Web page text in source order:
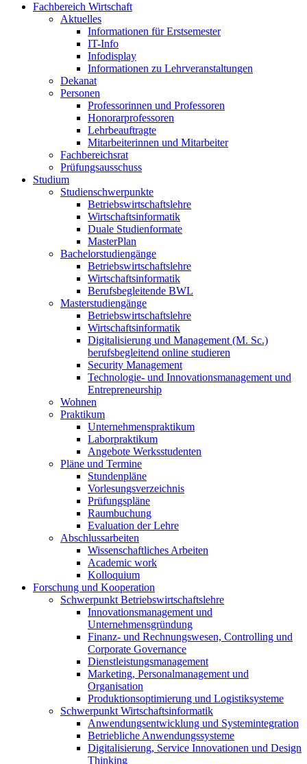
Fachbereich Wirtschaft
Aktuelles
Informationen für Erstsemester
IT-Info
Infodisplay
Informationen zu Lehrveranstaltungen
Dekanat
Personen
Professorinnen und Professoren
Honorarprofessoren
Lehrbeauftragte
Mitarbeiterinnen und Mitarbeiter
Fachbereichsrat
Prüfungsausschuss
Studium
Studienschwerpunkte
Betriebswirtschaftslehre
Wirtschaftsinformatik
Duale Studienformate
MasterPlan
Bachelorstudiengänge
Betriebswirtschaftslehre
Wirtschaftsinformatik
Berufsbegleitende BWL
Masterstudiengänge
Betriebswirtschaftslehre
Wirtschaftsinformatik
Digitalisierung und Management (M. Sc.)
berufsbegleitend online studieren
Security Management
Technologie- und Innovationsmanagement und
Entrepreneurship
Wohnen
Praktikum
Unternehmenspraktikum
Laborpraktikum
Angebote Werksstudenten
Pläne und Termine
Stundenpläne
Vorlesungsverzeichnis
Prüfungspläne
Raumbuchung
Evaluation der Lehre
Abschlussarbeiten
Wissenschaftliches Arbeiten
Academic work
Kolloquium
Forschung und Kooperation
Schwerpunkt Betriebswirtschaftslehre
Innovationsmanagement und
Unternehmensgründung
Finanz- und Rechnungswesen, Controlling und
Corporate Governance
Dienstleistungsmanagement
Marketing, Personalmanagement und
Organisation
Produktionsoptimierung und Logistiksysteme
Schwerpunkt Wirtschaftsinformatik
Anwendungsentwicklung und Systemintegration
Betriebliche Anwendungssysteme
Digitalisierung, Service Innovationen und Design
Thinking